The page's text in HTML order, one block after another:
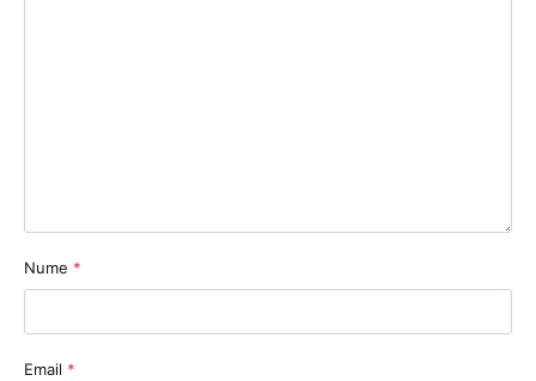
Nume *
Email *